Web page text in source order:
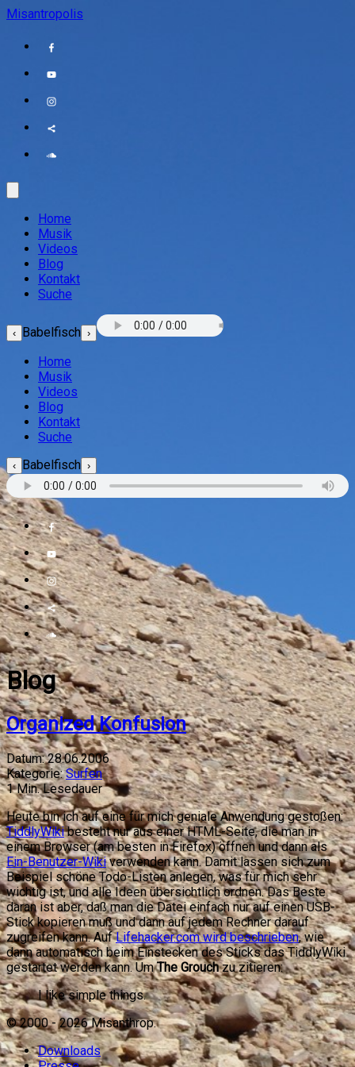
Misantropolis
Home
Musik
Videos
Blog
Kontakt
Suche
‹ Babelfisch ›
Home
Musik
Videos
Blog
Kontakt
Suche
‹ Babelfisch ›
Blog
Organized Konfusion
Datum: 28.06.2006
Kategorie: Surfen
1Min. Lesedauer
Heute bin ich auf eine für mich geniale Anwendung gestoßen:
TiddlyWikibesteht nur aus einer HTML-Seite, die man in
einem Browser (am besten in Firefox) öffnen und dann als
Ein-Benutzer-Wikiverwenden kann. Damit lassen sich zum
Beispiel schöne Todo-Listen anlegen, was für mich sehr
wichtig ist, und alle Ideen übersichtlich ordnen. Das Beste
daran ist aber, daß man die Datei einfach nur auf einen USB-
Stick kopieren muß und dann auf jedem Rechner darauf
zugreifen kann. AufLifehacker.com wird beschrieben, wie
dann automatisch beim Einstecken des Sticks das TiddlyWiki
gestartet werden kann. UmThe Grouchzu zitieren:
I like simple things.
© 2000 -2026Misanthrop.
Downloads